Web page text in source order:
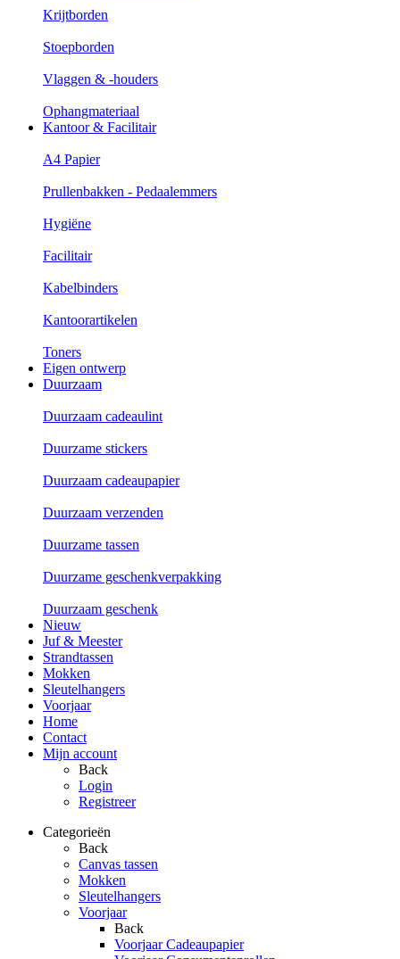
Krijtborden
Stoepborden
Vlaggen & -houders
Ophangmateriaal
Kantoor & Facilitair
A4 Papier
Prullenbakken - Pedaalemmers
Hygiëne
Facilitair
Kabelbinders
Kantoorartikelen
Toners
Eigen ontwerp
Duurzaam
Duurzaam cadeaulint
Duurzame stickers
Duurzaam cadeaupapier
Duurzaam verzenden
Duurzame tassen
Duurzame geschenkverpakking
Duurzaam geschenk
Nieuw
Juf & Meester
Strandtassen
Mokken
Sleutelhangers
Voorjaar
Home
Contact
Mijn account
Back
Login
Registreer
Categorieën
Back
Canvas tassen
Mokken
Sleutelhangers
Voorjaar
Back
Voorjaar Cadeaupapier